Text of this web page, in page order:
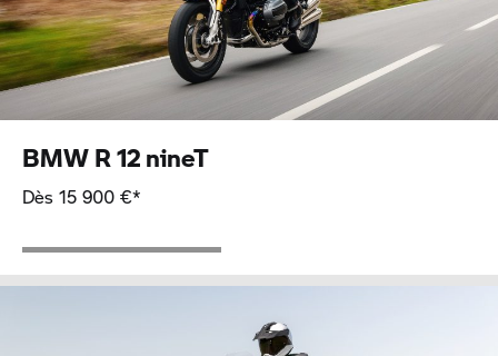
BMWR 12nineT
Dès 15 900 €*